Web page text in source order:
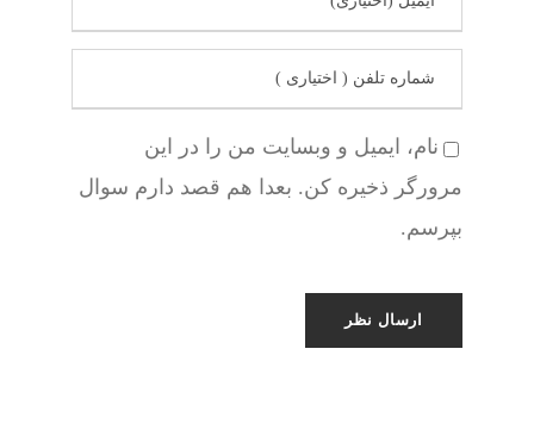
نام، ایمیل و وبسایت من را در این
مرورگر ذخیره کن. بعدا هم قصد دارم سوال
بپرسم.